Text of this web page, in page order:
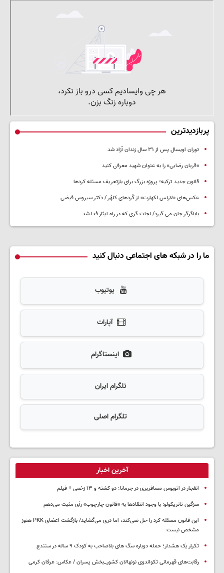
پربازدیدترین
توران اویسال پس از ۳۱ سال زندان آزاد شد
«قربان رضایی» را به عنوان شهید معرفی کنید
قانون جدید ترکیه؛ پروژه بزرگ‌ برای بازتعریف مسئله کردها
عکس‌های «لارنس لکهارت» از کُردهای کلهُر / دکتر سیروس فیضی
باباگرگر جان می گیرد/ نجات گری که در راه ایثار فدا شد
ما را در شبکه های اجتماعی دنبال کنید
یوتیوب
آپارات
اینستاگرام
تلگرام ایران
تلگرام اصلی
آخرین اخبار
انفجار در اتوبوس مسافربری در جرمانا؛ دو کشته و ۱۳ زخمی + فیلم
سزگین تانریکولو: با وجود انتقادها به «قانون چارچوب» رأی مثبت می‌دهم
این قانون مسئله کرد را حل نمی‌کند، اما دری می‌گشاید/ بازگشت اعضای PKK هنوز
مشخص نیست
تکرار یک هشدار؛ حمله دوباره سگ های بلاصاحب به کودک ۹ ساله در سنندج
رقابت‌های قهرمانی تکواندوی نونهالان کشور_بخش پسران / عکاس: عرفان کرمی